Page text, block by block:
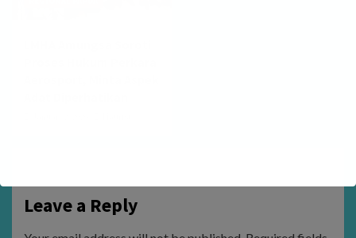
Leave a Reply